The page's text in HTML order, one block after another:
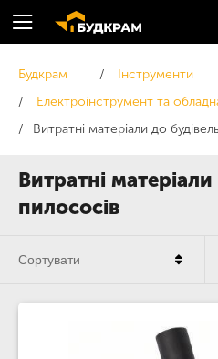
Витратні
пилососів
Будкрам
Інструменти
Електроінструмент та
Витратні матеріали до
Сортувати